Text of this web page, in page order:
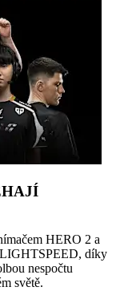
HERO 2 a
LIGHTSPEED, díky
nespočtu
světě.